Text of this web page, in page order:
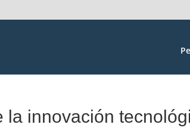
la innovación